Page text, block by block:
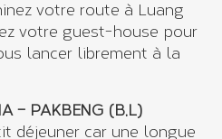
votre route à Luang
votre guest-house pour
lancer librement à la
– PAKBENG (B,L)
déjeuner car une longue